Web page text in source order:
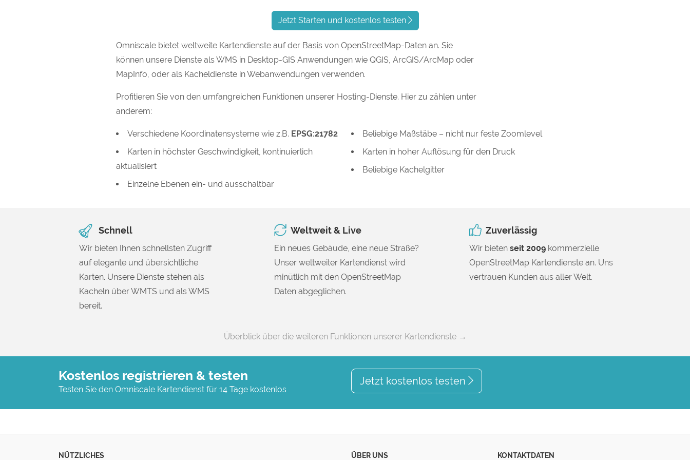
Jetzt Starten und kostenlos testen
Omniscale bietet weltweite Kartendienste auf der Basis von OpenStreetMap-Daten an. Sie
können unsere Dienste als WMS in Desktop-GIS Anwendungen wie QGIS, ArcGIS/ArcMap oder
MapInfo, oder als Kacheldienste in Webanwendungen verwenden.
Profitieren Sie von den umfangreichen Funktionen unserer Hosting-Dienste. Hier zu zählen unter
anderem:
Verschiedene Koordinatensysteme wie z.B. EPSG:21782
Karten in höchster Geschwindigkeit, kontinuierlich
aktualisiert
Einzelne Ebenen ein- und ausschaltbar
Beliebige Maßstäbe – nicht nur feste Zoomlevel
Karten in hoher Auflösung für den Druck
Beliebige Kachelgitter
Schnell
Wir bieten Ihnen schnellsten Zugriff
auf elegante und übersichtliche
Karten. Unsere Dienste stehen als
Kacheln über WMTS und als WMS
bereit.
Weltweit & Live
Ein neues Gebäude, eine neue Straße?
Unser weltweiter Kartendienst wird
minütlich mit den OpenStreetMap
Daten abgeglichen.
Zuverlässig
Wir bieten seit 2009 kommerzielle
OpenStreetMap Kartendienste an. Uns
vertrauen Kunden aus aller Welt.
Überblick über die weiteren Funktionen unserer Kartendienste →
Kostenlos registrieren & testen
Testen Sie den Omniscale Kartendienst für 14 Tage kostenlos
Jetzt kostenlos testen
NÜTZLICHES ÜBER UNS KONTAKTDATEN